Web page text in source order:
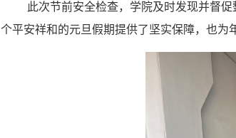
此次节前安全检查，学院及时发现并督促
个平安祥和的元旦假期提供了坚实保障，也为